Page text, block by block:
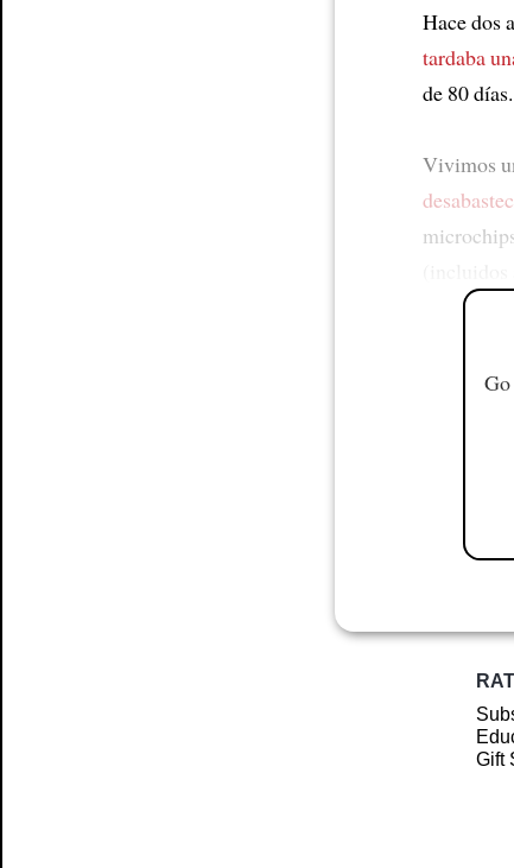
Hace dos
tardaba
de 80 días.
Vivimos
Gift